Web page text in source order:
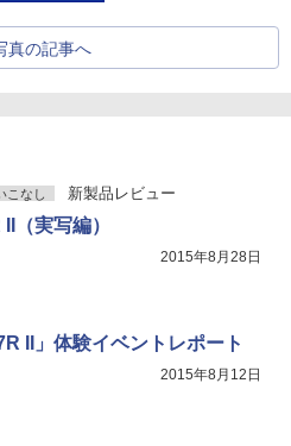
真の記事へ
こなし 新製品レビュー
（実写編）
2015年8月28日
II」体験イベントレポート
2015年8月12日